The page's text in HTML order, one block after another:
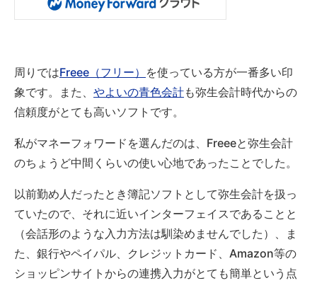
周りではFreee（フリー） を使っている方が一番多い印
象です。また、 やよいの青色会計も弥生会計時代からの
信頼度がとても高いソフトです。
私がマネーフォワードを選んだのは、Freeeと弥生会計
のちょうど中間くらいの使い心地であったことでした。
以前勤め人だったとき簿記ソフトとして弥生会計を扱っ
ていたので、それに近いインターフェイスであることと
（会話形のような入力方法は馴染めませんでした）、ま
た、銀行やペイパル、クレジットカード、Amazon等の
ショッピンサイトからの連携入力がとても簡単という点